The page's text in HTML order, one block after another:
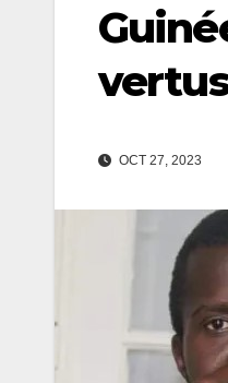
OCT 27, 2023